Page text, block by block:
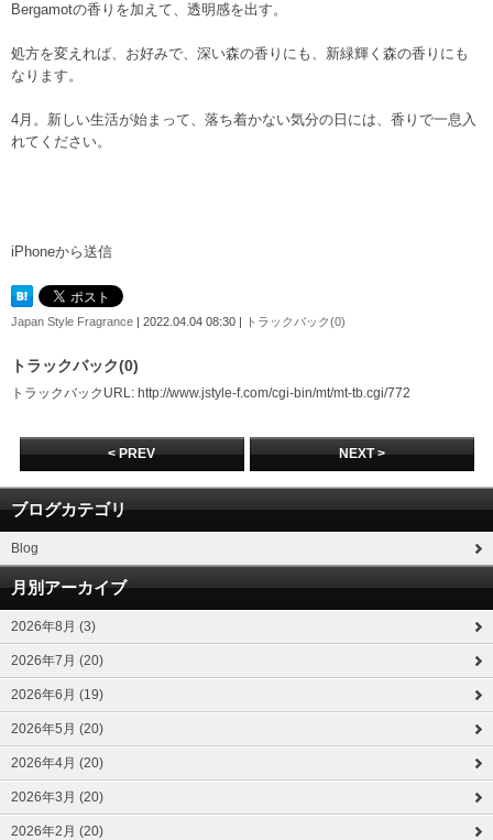
Bergamotの香りを加えて、透明感を出す。
処方を変えれば、お好みで、深い森の香りにも、新緑輝く森の香りにも
なります。
4月。新しい生活が始まって、落ち着かない気分の日には、香りで一息入
れてください。
iPhoneから送信
Japan Style Fragrance | 2022.04.04 08:30 | トラックバック(0)
トラックバック(0)
トラックバックURL: http://www.jstyle-f.com/cgi-bin/mt/mt-tb.cgi/772
< PREV NEXT >
ブログカテゴリ
Blog
月別アーカイブ
2026年8月 (3)
2026年7月 (20)
2026年6月 (19)
2026年5月 (20)
2026年4月 (20)
2026年3月 (20)
2026年2月 (20)